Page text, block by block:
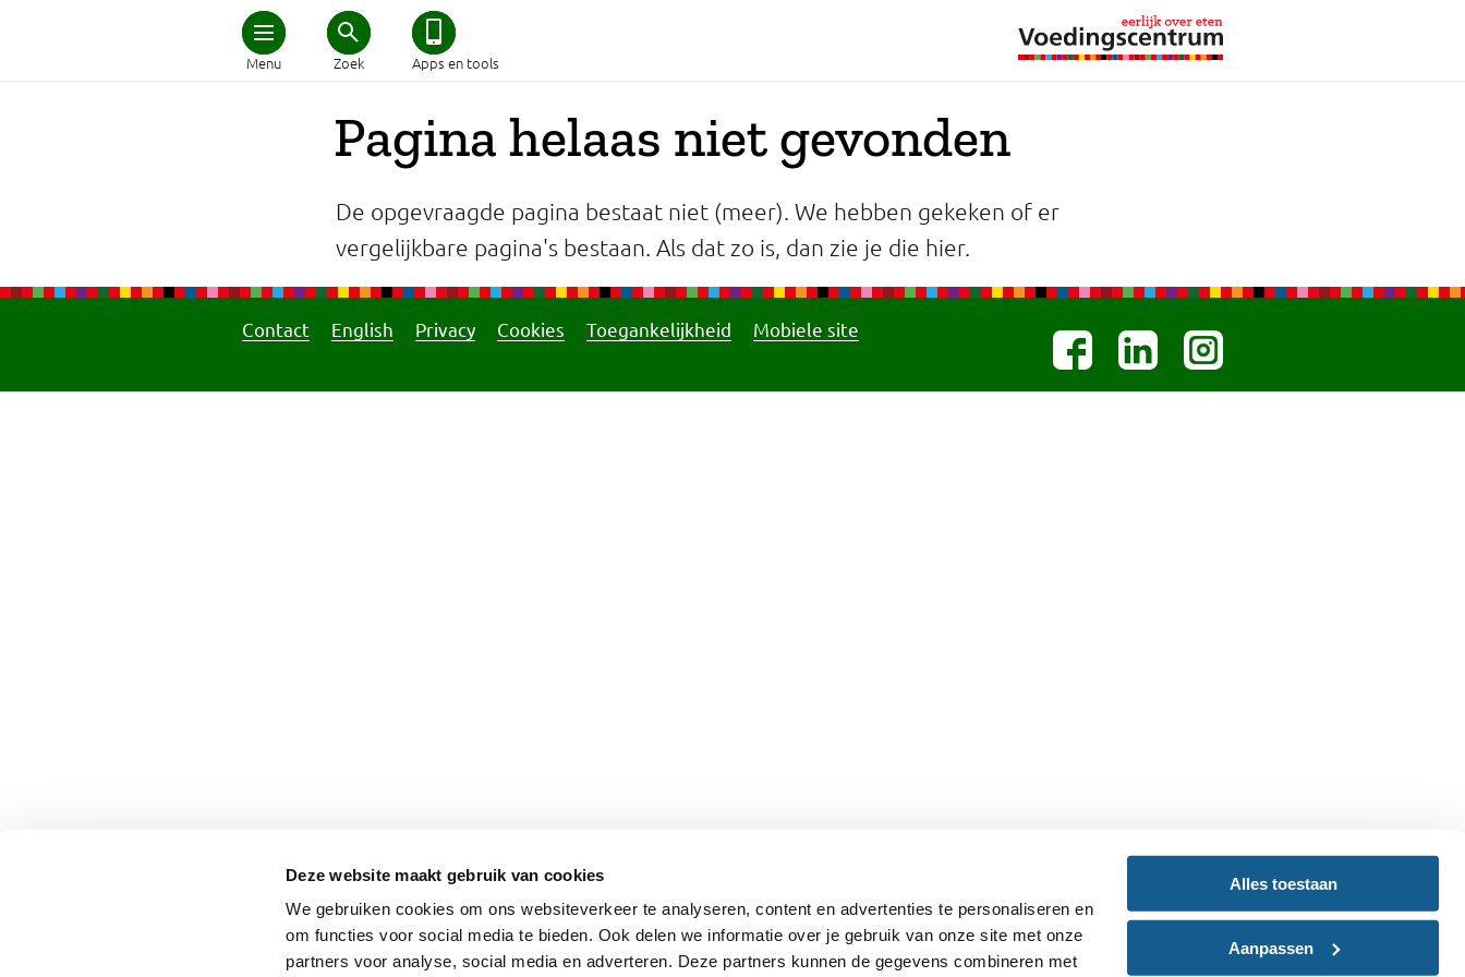
Deze website maakt gebruik van cookies
We gebruiken cookies om ons websiteverkeer te analyseren, content en advertenties te personaliseren en
om functies voor social media te bieden. Ook delen we informatie over je gebruik van onze site met onze
partners voor analyse, social media en adverteren. Deze partners kunnen de gegevens combineren met
Alles toestaan
Aanpassen
Menu Zoek Apps en tools
Home
Schijf van Vijf
Afvallen
Zwanger en kind
Pagina helaas niet gevonden
De opgevraagde pagina bestaat niet (meer). We hebben gekeken of er
vergelijkbare pagina's bestaan. Als dat zo is, dan zie je die hier.
Contact English Privacy Cookies Toegankelijkheid Mobiele site